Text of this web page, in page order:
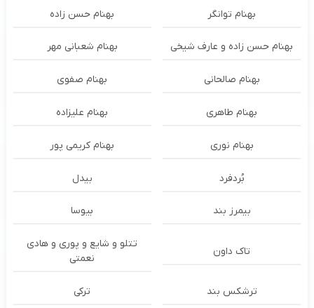
بهنام توانگر بهنام حسن زاده
بهنام حسن زاده و عارف شیخی بهنام شعبانی مهر
بهنام صالحانی بهنام صفوی
بهنام طاهری بهنام علیزاده
بهنام نوری بهنام کریمی پور
بُردفرد بیدل
بیمرز بند بیوسا
تاک داون
تتلو و شایع و پوری و هادی
نعمتی
ترشكس بند ترکی